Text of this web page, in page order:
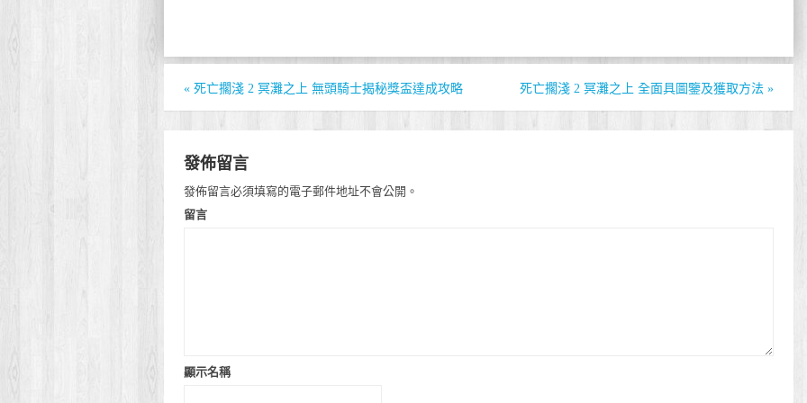
«死亡擱淺 2 冥灘之上 無頭騎士揭秘獎盃達成攻略 死亡擱淺 2 冥灘之上 全面具圖鑒及獲取方法 »
發佈留言
發佈留言必須填寫的電子郵件地址不會公開。
留言
顯示名稱